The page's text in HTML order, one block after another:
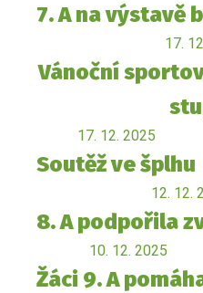
7. A na výstavě
17.
Vánoční
17. 12. 2025
Soutěž ve šplhu
12. 12.
8. A podpořila
10. 12. 2025
Žáci 9. A